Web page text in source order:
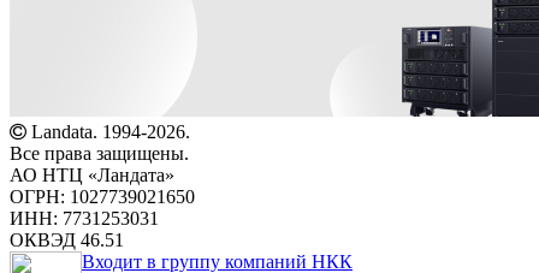
Landata. 1994-2026.
Все права защищены.
АО НТЦ «Ландата»
ОГРН: 1027739021650
ИНН: 7731253031
ОКВЭД 46.51
Входит в группу компаний НКК